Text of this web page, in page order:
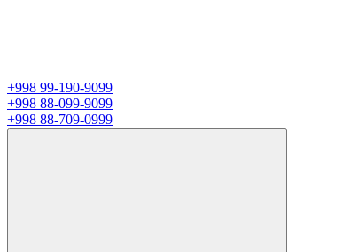
+998 99-190-9099
+998 88-099-9099
+998 88-709-0999